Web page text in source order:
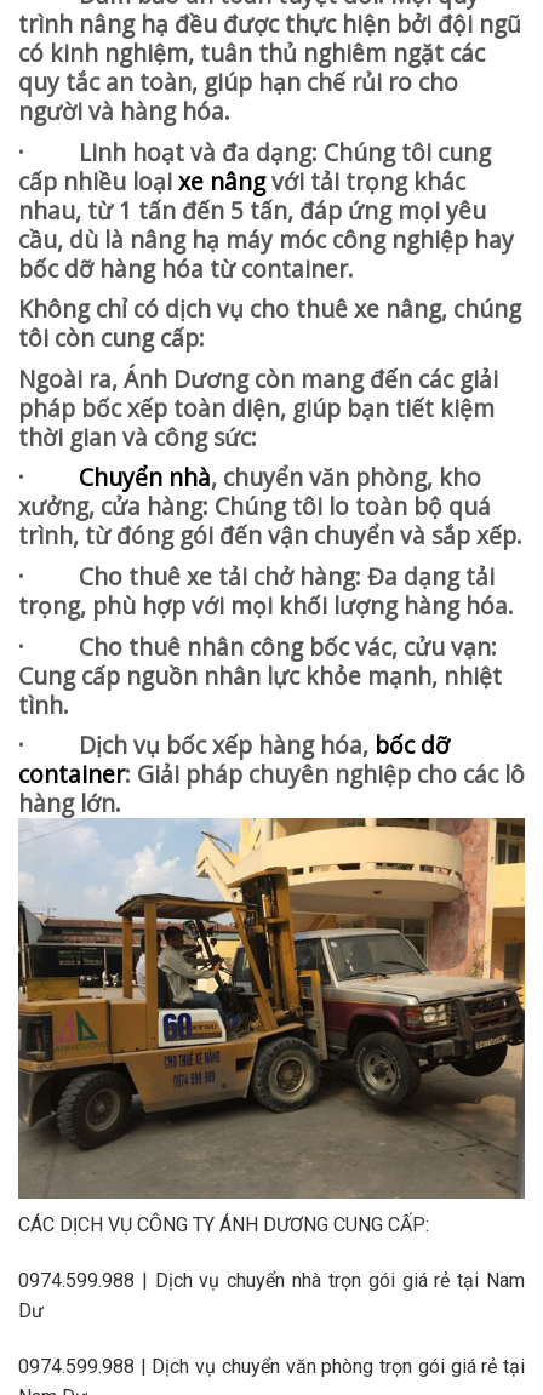
trình nâng hạ đều được thực hiện bởi đội ngũ
có kinh nghiệm, tuân thủ nghiêm ngặt các
quy tắc an toàn, giúp hạn chế rủi ro cho
người và hàng hóa.
· Linh hoạt và đa dạng: Chúng tôi cung
cấp nhiều loạixe nângvới tải trọng khác
nhau, từ 1 tấn đến 5 tấn, đáp ứng mọi yêu
cầu, dù là nâng hạ máy móc công nghiệp hay
bốc dỡ hàng hóa từ container.
Không chỉ có dịch vụ cho thuê xe nâng, chúng
tôi còn cung cấp:
Ngoài ra, Ánh Dương còn mang đến các giải
pháp bốc xếp toàn diện, giúp bạn tiết kiệm
thời gian và công sức:
· Chuyển nhà, chuyển văn phòng, kho
xưởng, cửa hàng: Chúng tôi lo toàn bộ quá
trình, từ đóng gói đến vận chuyển và sắp xếp.
· Cho thuê xe tải chở hàng: Đa dạng tải
trọng, phù hợp với mọi khối lượng hàng hóa.
· Cho thuê nhân công bốc vác, cửu vạn:
Cung cấp nguồn nhân lực khỏe mạnh, nhiệt
tình.
· Dịch vụ bốc xếp hàng hóa, bốc dỡ
container: Giải pháp chuyên nghiệp cho các lô
hàng lớn.
CÁC DỊCH VỤ CÔNG TY ÁNH DƯƠNG CUNG CẤP:
0974.599.988 | Dịch vụ chuyển nhà trọn gói giá rẻ tại Nam
Dư
0974.599.988 | Dịch vụ chuyển văn phòng trọn gói giá rẻ tại